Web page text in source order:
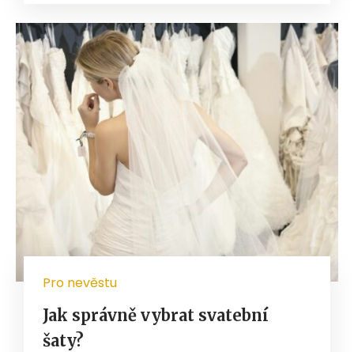
Pro nevěstu
Jak správně vybrat svatební
šaty?